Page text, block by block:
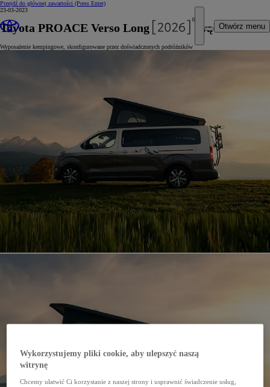
Przejdź do głównej zawartości (Press Enter)
Otwórz menu
23-03-2023
Toyota PROACE Verso Long z zabudową Tanuki
Wyposażenie kempingowe, skonfigurowane przez doświadczonych podróżników
Wykorzystujemy pliki cookie, aby ulepszyć naszą
witrynę
Chcemy ułatwić Ci korzystanie z naszej strony i usprawnić świadczenie usług,